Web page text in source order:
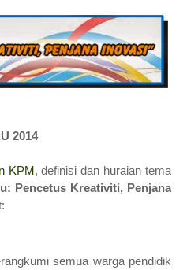
2014
KPM, definisi dan huraian tema
Pencetus Kreativiti, Penjana
:
semua warga pendidik